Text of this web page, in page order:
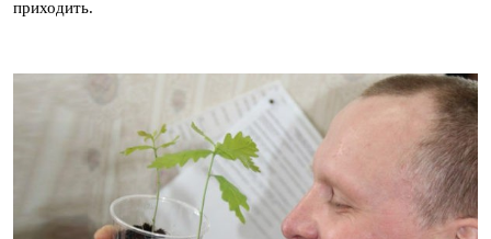
приходить.